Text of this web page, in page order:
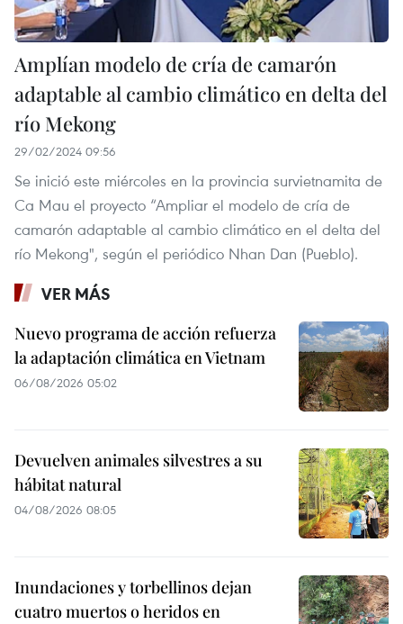
Amplían modelo de cría de camarón
adaptable al cambio climático en delta del
río Mekong
29/02/2024 09:56
Se inició este miércoles en la provincia survietnamita de
Ca Mau el proyecto “Ampliar el modelo de cría de
camarón adaptable al cambio climático en el delta del
río Mekong", según el periódico Nhan Dan (Pueblo).
VER MÁS
Nuevo programa de acción refuerza
la adaptación climática en Vietnam
06/08/2026 05:02
Devuelven animales silvestres a su
hábitat natural
04/08/2026 08:05
Inundaciones y torbellinos dejan
cuatro muertos o heridos en